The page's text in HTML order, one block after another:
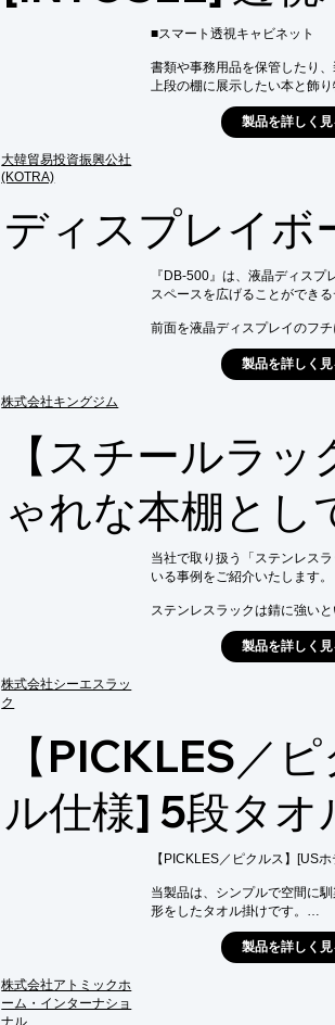
大韓貿易投資振興公社
(KOTRA)
■スマート透視キャビネット
書類や事務用品を保管したり
上段の棚に展示したい本と飾
透視機能であなたの空間を特
重要な物や機密文書は下段の
ーを通じてon作動すれば透明
既存技術である液晶基盤の製
にも接木が可能です。
・液晶(LC)未使用方式で価格
・簡便な設置
・優れたブラックを実現
・UV&IR 95%以上カット
・低電力消費
製品を詳しく見
ディスプレイボ
株式会社キングジム
『DB-500』は、液晶ディス
スペースを広げることができ
前面を液晶ディスプレイのフ
簡単設置。アームの角度は簡
また、ペンを収納したり、名
■工具いらずで簡単取り付け
■便利な小物収納スペース
■様々な液晶ディスプレイに対応
■パーティションにも取り付け
製品を詳しく見
【スチールラ
ゃれな本棚とし
株式会社シーエスラッ
ク
当社で取り扱う「ステンレス
いる事例をご紹介いたします。
ステンレスラックは錆に強い
レストランの厨房などで使わ
その一方で今回のお客様のよ
業務用としてもインテリア用
ご検討いただいているお客様
■ステンレス特有の高級感のあ
■棚の高さは、50mm間隔で変
幅広い本のサイズに対応でき
※詳しくはPDF資料をご覧い
製品を詳しく見
【PICKLES／
ル仕様] 5段タオ
株式会社アトミックホ
ーム・インターナショ
【PICKLES／ピクルス】[US
当製品は、シンプルで空間に
形をしたタオル掛けです。
お風呂場やランドリールーム
帽子やスカーフをかけたり、
製品を詳しく見